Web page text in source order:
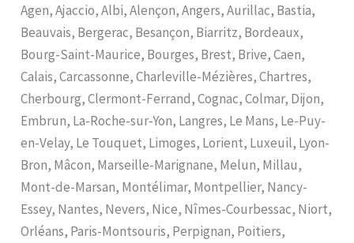
Agen, Ajaccio, Albi, Alençon, Angers, Aurillac, Bastia,
Beauvais, Bergerac, Besançon, Biarritz, Bordeaux,
Bourg-Saint-Maurice, Bourges, Brest, Brive, Caen,
Calais, Carcassonne, Charleville-Mézières, Chartres,
Cherbourg, Clermont-Ferrand, Cognac, Colmar, Dijon,
Embrun, La-Roche-sur-Yon, Langres, Le Mans, Le-Puy-
en-Velay, Le Touquet, Limoges, Lorient, Luxeuil, Lyon-
Bron, Mâcon, Marseille-Marignane, Melun, Millau,
Mont-de-Marsan, Montélimar, Montpellier, Nancy-
Essey, Nantes, Nevers, Nice, Nîmes-Courbessac, Niort,
Orléans, Paris-Montsouris, Perpignan, Poitiers,